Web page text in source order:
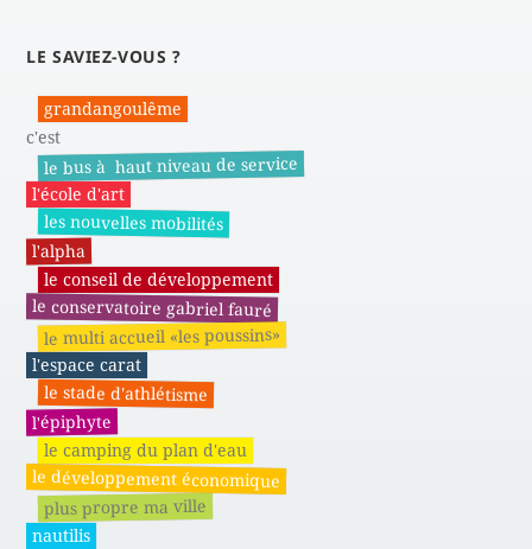
LE SAVIEZ-VOUS ?
grandangoulême
c'est
le bus à haut niveau de service
l'école d'art
les nouvelles mobilités
l'alpha
le conseil de développement
le conservatoire gabriel fauré
le multi accueil «les poussins»
l'espace carat
le stade d'athlétisme
l'épiphyte
le camping du plan d'eau
le développement économique
plus propre ma ville
nautilis